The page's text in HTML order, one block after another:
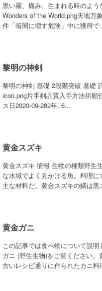
黒い霧、痛み、生まれる時のよ
Wonders of the World.png天地万
件「暗闇に増す危険」中に獲得で
黎明の神剣
黎明の神剣 基礎 2段階突破 基礎
icon.png片手剣品質入手方法祈願
ス日2020-09-282年, 6...
黄金スズキ
黄金スズキ 情報 生物の種類野生
な水域でよく見かける魚。料理
主な材料だ。黄金スズキの鱗は
黄金ガニ
この記事では食べ物について説
ガニ (野生生物)をご覧ください
古いレシピ通りに作られたカニ